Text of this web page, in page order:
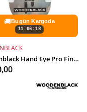
🚚Bugün Kargoda
11:06:16
EKLE
Woodenblack Hand Eye Pro Fingerboard Complete